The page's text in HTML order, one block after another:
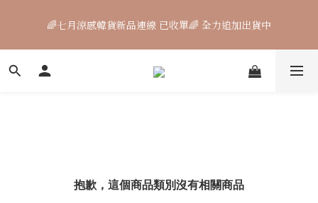
🌈七月涼感韓貨新品連線 已收單🌈 全力追加出貨中
🌈七月涼感韓貨新品連線 已收單🌈 全力追加出貨中
🐟【時煥元素 Collagen Luxe 專利魚膠原 濃醇膠原配方】100%
抱歉，這個商品類別沒有相關商品